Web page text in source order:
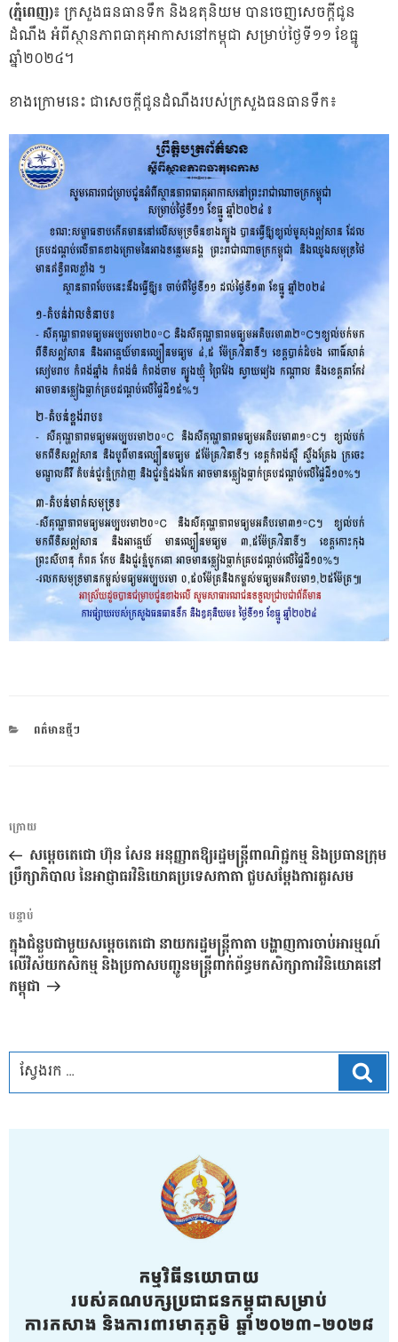
(ភ្នំពេញ)៖ក្រសួងធនធានទឹក និងឧតុនិយម បានចេញសេចក្តីជូន
ដំណឹង អំពីស្ថានភាពធាតុអាកាសនៅកម្ពុជា សម្រាប់ថ្ងៃទី១១ ខែធ្នូ
ឆ្នាំ២០២៤។
ខាងក្រោមនេះ ជាសេចក្តីជូនដំណឹងរបស់ក្រសួងធនធានទឹក៖
CATEGORIES
ពត៌មានថ្មីៗ
ការ​
នាំទិស​
ប្រកាស
អត្ថបទ
មុន
ក្រោយ
សម្តេចតេជោ ហ៊ុន សែន អនុញ្ញាតឱ្យរដ្ឋមន្ត្រីពាណិជ្ជកម្ម និងប្រធានក្រុម
ប្រឹក្សាភិបាល នៃអាជ្ញាធរវិនិយោគប្រទេសកាតា ជួបសម្តែងការគួរសម
អត្ថបទ
បន្ទាប់
បន្ទាប់
ក្នុងជំនួបជាមួយសម្តេចតេជោ ​នាយករដ្ឋមន្ត្រីកាតា បង្ហាញការចាប់​អារម្មណ៍​
លើវិស័យកសិកម្ម និងប្រកាសបញ្ជូនមន្ត្រីពាក់ព័ន្ធ​មកសិក្សា​ការវិនិយោគនៅ
កម្ពុជា